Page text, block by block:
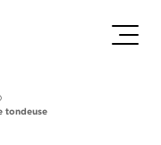
tondeuse